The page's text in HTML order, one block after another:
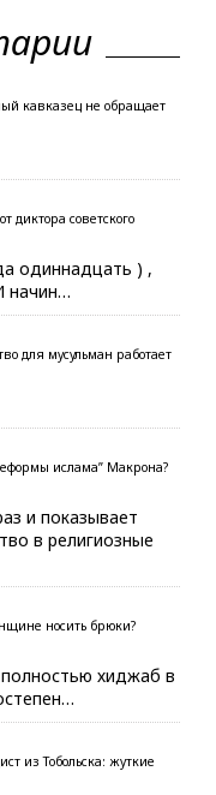
кавказец не обращает
диктора советского
одиннадцать ) ,
начин…
для мусульман работает
ислама” Макрона?
и показывает
в религиозные
носить брюки?
хиджаб в
из Тобольска: жуткие